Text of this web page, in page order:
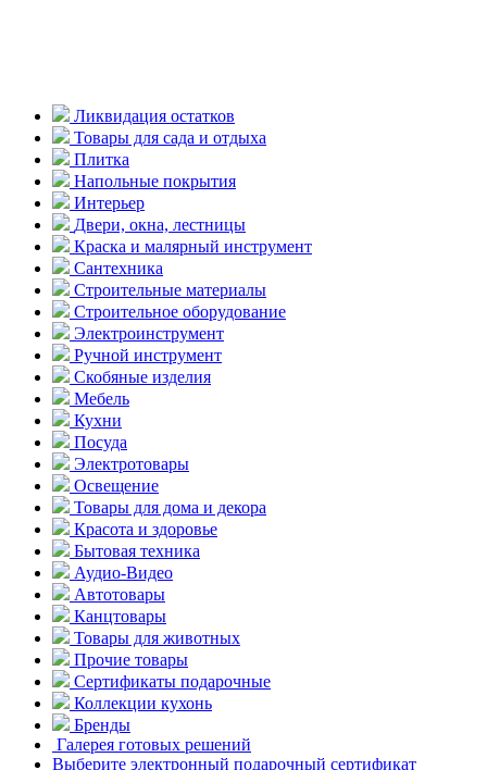
Ликвидация остатков
Товары для сада и отдыха
Плитка
Напольные покрытия
Интерьер
Двери, окна, лестницы
Краска и малярный инструмент
Сантехника
Строительные материалы
Строительное оборудование
Электроинструмент
Ручной инструмент
Скобяные изделия
Мебель
Кухни
Посуда
Электротовары
Освещение
Товары для дома и декора
Красота и здоровье
Бытовая техника
Аудио-Видео
Автотовары
Канцтовары
Товары для животных
Прочие товары
Сертификаты подарочные
Коллекции кухонь
Бренды
Галерея готовых решений
Выберите электронный подарочный сертификат